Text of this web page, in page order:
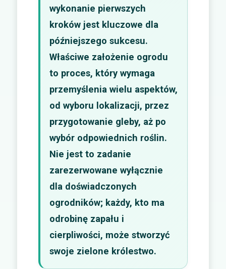
wykonanie pierwszych
kroków jest kluczowe dla
późniejszego sukcesu.
Właściwe założenie ogrodu
to proces, który wymaga
przemyślenia wielu aspektów,
od wyboru lokalizacji, przez
przygotowanie gleby, aż po
wybór odpowiednich roślin.
Nie jest to zadanie
zarezerwowane wyłącznie
dla doświadczonych
ogrodników; każdy, kto ma
odrobinę zapału i
cierpliwości, może stworzyć
swoje zielone królestwo.